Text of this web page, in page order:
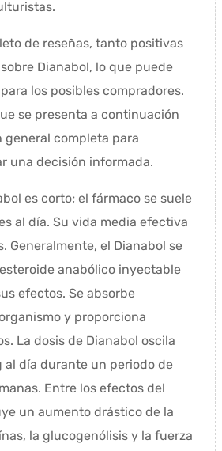
de reseñas, tanto positivas
Dianabol, lo que puede
los posibles compradores.
se presenta a continuación
general completa para
una decisión informada.
es corto; el fármaco se suele
al día. Su vida media efectiva
Generalmente, el Dianabol se
anabólico inyectable
efectos. Se absorbe
y proporciona
La dosis de Dianabol oscila
al día durante un periodo de
Entre los efectos del
un aumento drástico de la
la glucogenólisis y la fuerza